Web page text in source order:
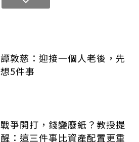
譚敦慈：迎接一個人老後，先
想5件事
戰爭開打，錢變廢紙？教授提
醒：這三件事比資產配置更重